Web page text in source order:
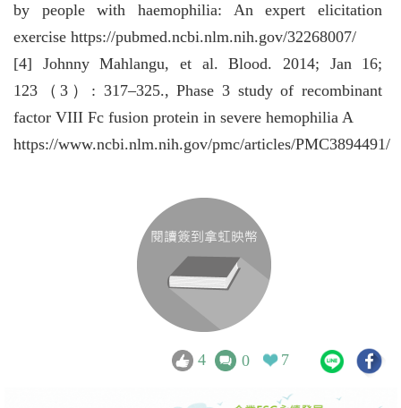
by people with haemophilia: An expert elicitation
exercise https://pubmed.ncbi.nlm.nih.gov/32268007/
[4] Johnny Mahlangu, et al. Blood. 2014; Jan 16;
123（3）: 317–325., Phase 3 study of recombinant
factor VIII Fc fusion protein in severe hemophilia A
https://www.ncbi.nlm.nih.gov/pmc/articles/PMC3894491/
4 0 7